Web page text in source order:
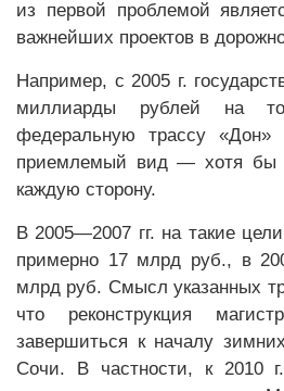
из первой проблемой
важнейших проектов в
Например, с 2005 г.
миллиарды рублей на
федеральную трассу
приемлемый вид — хотя бы
каждую сторону.
В 2005—2007 гг. на такие
примерно 17 млрд руб., в
млрд руб. Смысл указанных
что реконструкция
завершиться к началу
Сочи. В частности, к 2010